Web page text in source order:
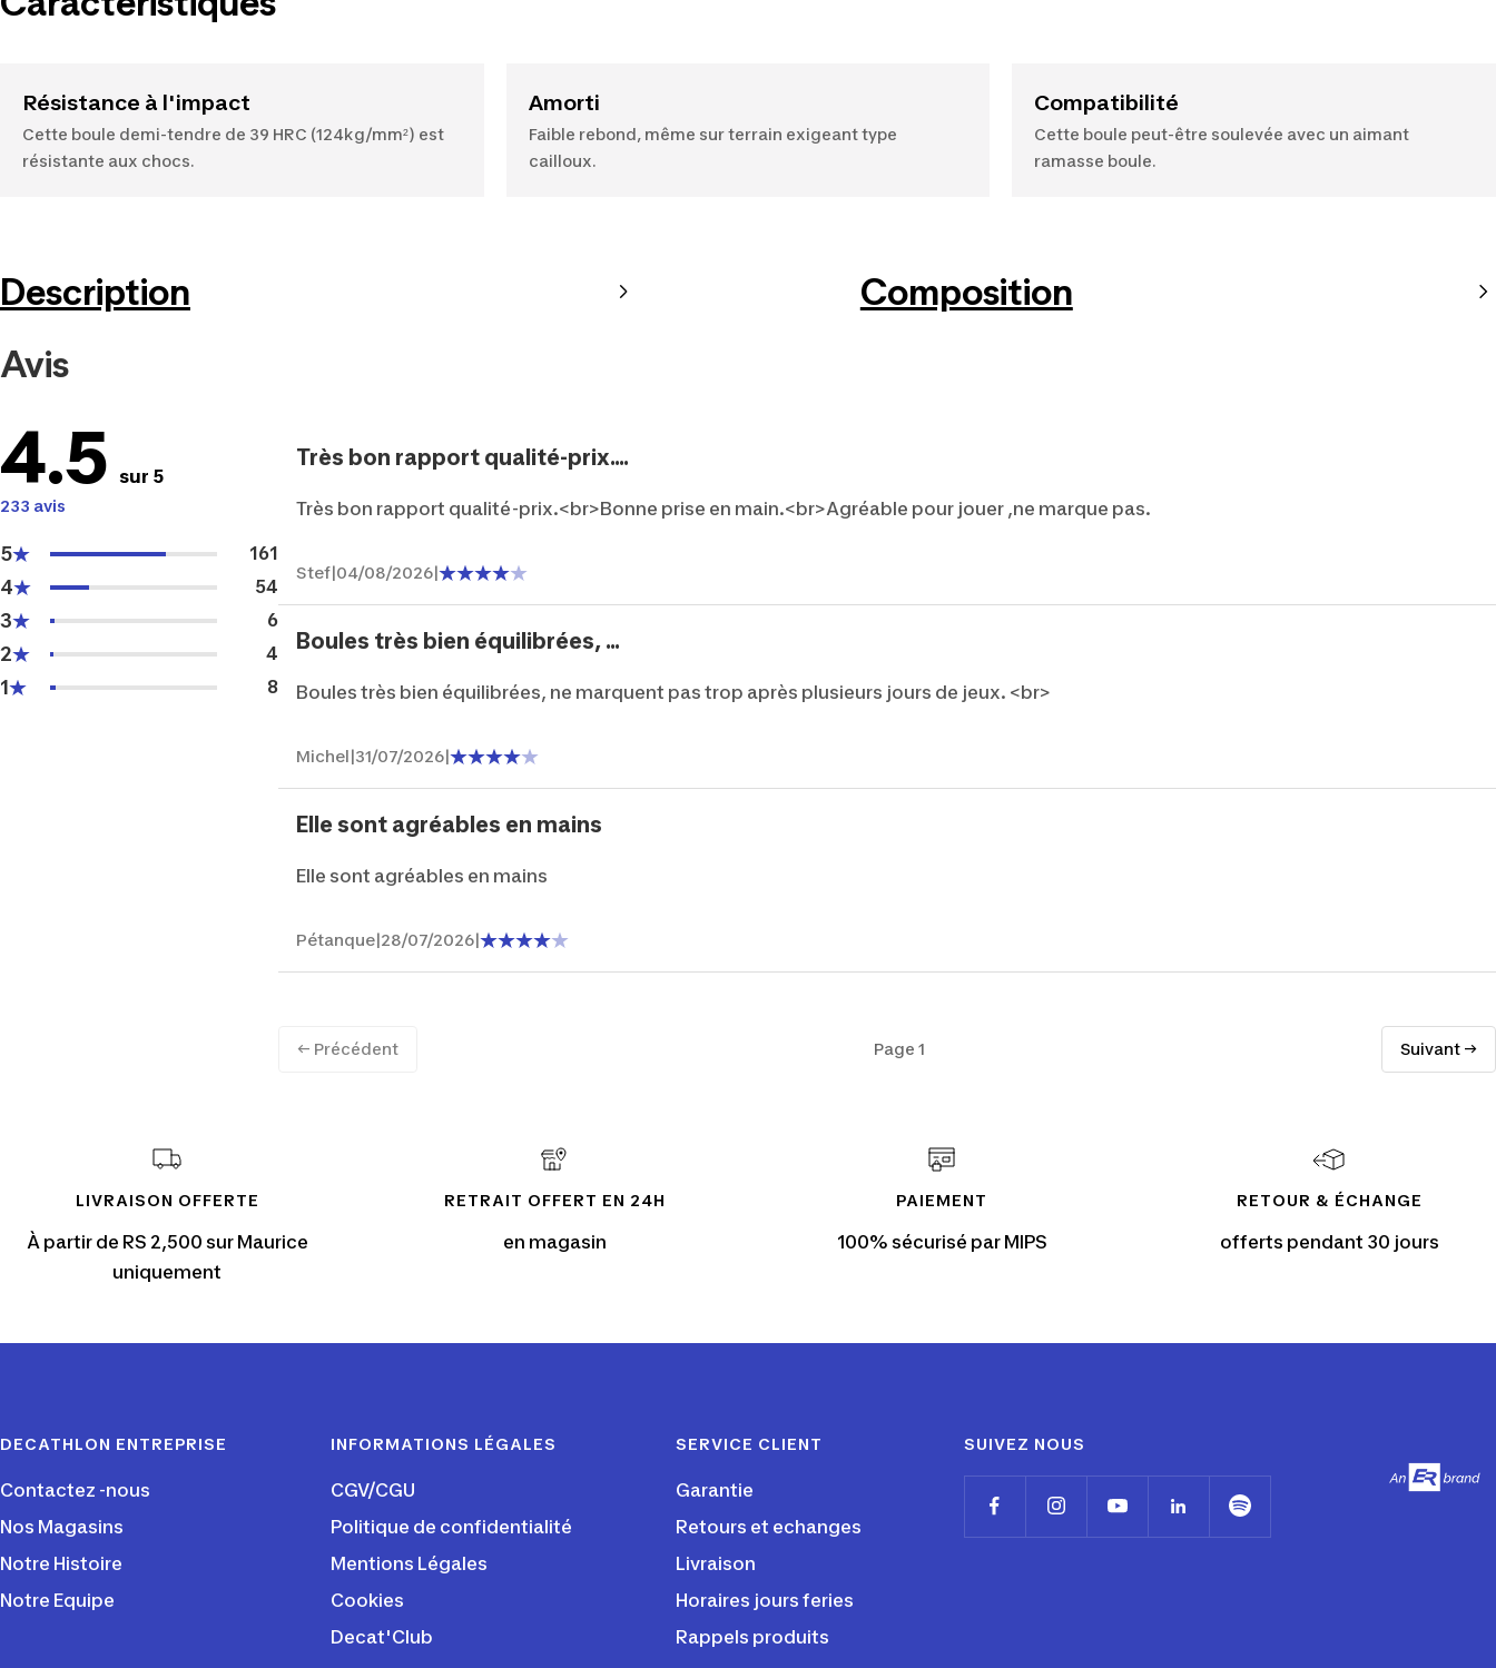
Résistance à l'impact
Cette boule demi-tendre de 39 HRC (124kg/mm²) est
résistante aux chocs.
Amorti
Faible rebond, même sur terrain exigeant type
cailloux.
Compatibilité
Cette boule peut-être soulevée avec un aimant
ramasse boule.
Description
Composition
Avis
4.5 sur 5
233 avis
5 161
4 54
3 6
2 4
1 8
Très bon rapport qualité-prix....
Très bon rapport qualité-prix.<br>Bonne prise en main.<br>Agréable pour jouer ,ne marque pas.
Stef|04/08/2026|
Boules très bien équilibrées, ...
Boules très bien équilibrées, ne marquent pas trop après plusieurs jours de jeux. <br>
Michel|31/07/2026|
Elle sont agréables en mains
Elle sont agréables en mains
Pétanque|28/07/2026|
← Précédent Page 1 Suivant →
LIVRAISON OFFERTE
À partir de RS 2,500 sur Maurice
uniquement
RETRAIT OFFERT EN 24H
en magasin
PAIEMENT
100% sécurisé par MIPS
RETOUR & ÉCHANGE
offerts pendant 30 jours
DECATHLON ENTREPRISE
Contactez -nous
Nos Magasins
Notre Histoire
Notre Equipe
INFORMATIONS LÉGALES
CGV/CGU
Politique de confidentialité
Mentions Légales
Cookies
Decat'Club
SERVICE CLIENT
Garantie
Retours et echanges
Livraison
Horaires jours feries
Rappels produits
SUIVEZ NOUS